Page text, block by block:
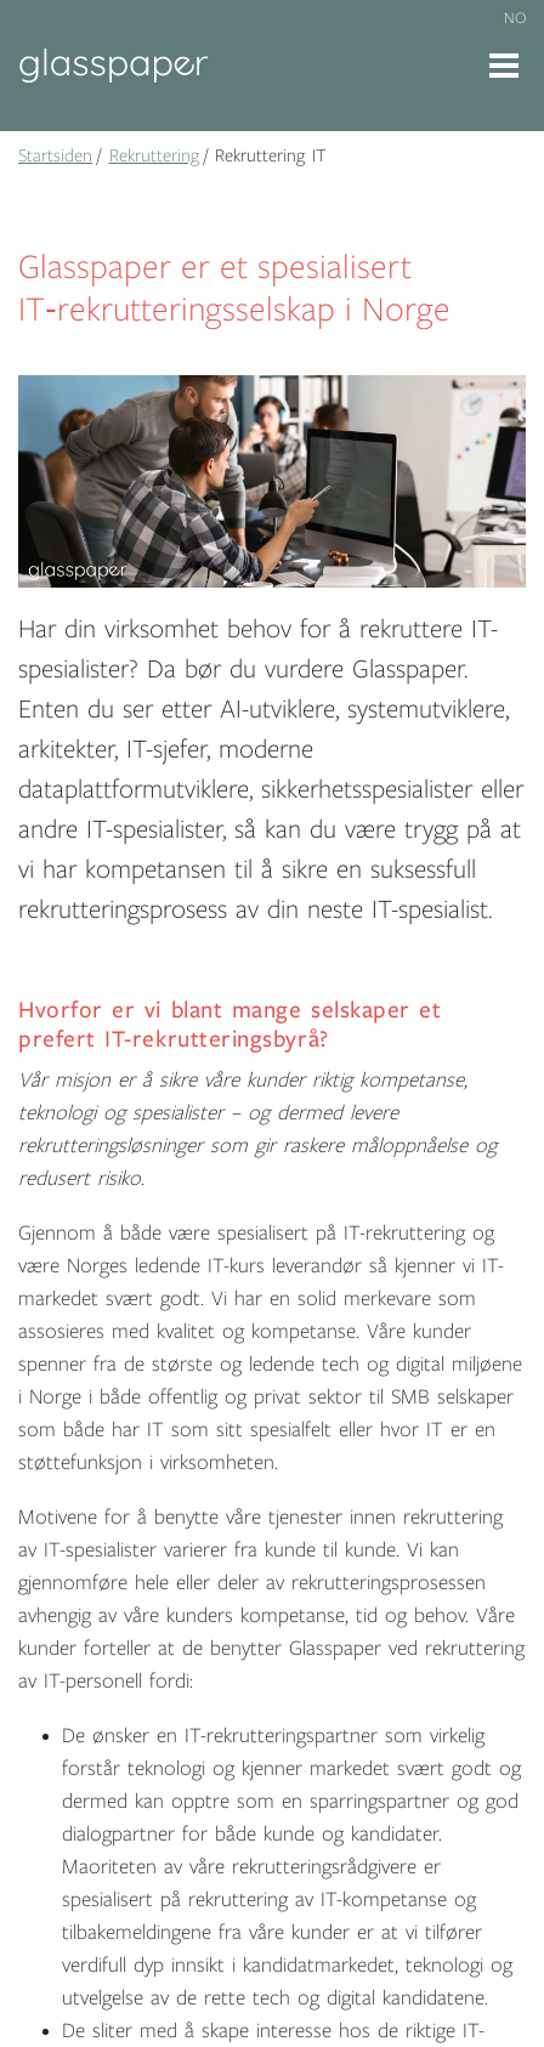
NO
Startsiden Rekruttering Rekruttering IT
Glasspaper er et spesialisert
IT‑rekrutteringsselskap i Norge
Har din virksomhet behov for å rekruttere IT-
spesialister? Da bør du vurdere Glasspaper.
Enten du ser etter AI-utviklere, systemutviklere,
arkitekter, IT-sjefer, moderne
dataplattformutviklere, sikkerhetsspesialister eller
andre IT-spesialister, så kan du være trygg på at
vi har kompetansen til å sikre en suksessfull
rekrutteringsprosess av din neste IT-spesialist.
Hvorfor er vi blant mange selskaper et
prefert IT-rekrutteringsbyrå?
Vår misjon er å sikre våre kunder riktig kompetanse,
teknologi og spesialister – og dermed levere
rekrutteringsløsninger som gir raskere måloppnåelse og
redusert risiko.
Gjennom å både være spesialisert på IT-rekruttering og
være Norges ledende IT-kurs leverandør så kjenner vi IT-
markedet svært godt. Vi har en solid merkevare som
assosieres med kvalitet og kompetanse. Våre kunder
spenner fra de største og ledende tech og digital miljøene
i Norge i både offentlig og privat sektor til SMB selskaper
som både har IT som sitt spesialfelt eller hvor IT er en
støttefunksjon i virksomheten.
Motivene for å benytte våre tjenester innen rekruttering
av IT-spesialister varierer fra kunde til kunde. Vi kan
gjennomføre hele eller deler av rekrutteringsprosessen
avhengig av våre kunders kompetanse, tid og behov. Våre
kunder forteller at de benytter Glasspaper ved rekruttering
av IT-personell fordi:
De ønsker en IT-rekrutteringspartner som virkelig
forstår teknologi og kjenner markedet svært godt og
dermed kan opptre som en sparringspartner og god
dialogpartner for både kunde og kandidater.
Maoriteten av våre rekrutteringsrådgivere er
spesialisert på rekruttering av IT-kompetanse og
tilbakemeldingene fra våre kunder er at vi tilfører
verdifull dyp innsikt i kandidatmarkedet, teknologi og
utvelgelse av de rette tech og digital kandidatene.
De sliter med å skape interesse hos de riktige IT-